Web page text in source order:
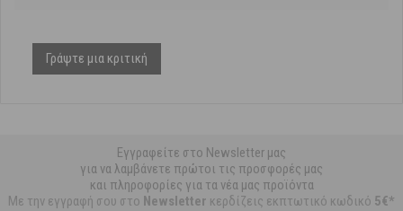
Γράψτε μια κριτική
Εγγραφείτε στο Newsletter μας
για να λαμβάνετε πρώτοι τις προσφορές μας
και πληροφορίες για τα νέα μας προϊόντα
Με την εγγραφή σου στο Newsletter κερδίζεις εκπτωτικό κωδικό 5€*